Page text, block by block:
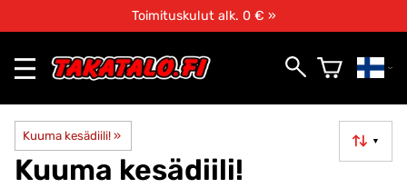
Toimituskulut alk. 0 € »
Kuuma kesädiili! ‪» ▼
Kuuma kesädiili!